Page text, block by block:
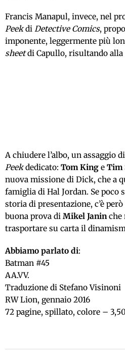
Francis Manapul, invece, nel
Peekdi Detective Comics,
imponente, leggermente più
sheetdi Capullo, risultando alla
A chiudere l’albo, un assaggio di
Peekdedicato: Tom King e Tim
nuova missione di Dick, che a
famiglia di Hal Jordan. Se poco
storia di presentazione, c’è
buona prova di Mikel Janin che
trasportare su carta il
Abbiamo parlato di:
Batman #45
AA.VV.
Traduzione di Stefano Visinoni
RW Lion, gennaio 2016
72 pagine, spillato, colore –